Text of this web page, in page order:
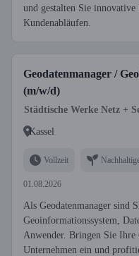
und gestalten Sie innovative
Kundenabläufen.
Geodatenmanager /
(m/w/d)
Städtische Werke Netz +
Kassel
Vollzeit
01.08.2026
Als Geodatenmanager sind
Geoinformationssystem,
Anwender. Bringen Sie Ihre
Unternehmen ein und